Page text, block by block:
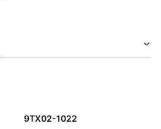
9TX02-1022